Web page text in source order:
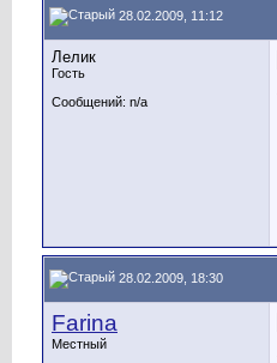
28.02.2009, 11:12
Лелик
Гость
Сообщений: n/a
28.02.2009, 18:30
Farina
Местный